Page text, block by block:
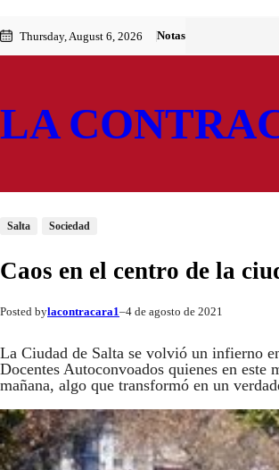
al
contenido
to
content
Thursday, August 6, 2026 Notas
LA
Salta Sociedad
Caos en el centro de la
Posted bylacontracara1–4 de agosto de 2021
La Ciudad de Salta se volvió un infierno
Docentes Autoconvoados quienes en
mañana, algo que transformó en un